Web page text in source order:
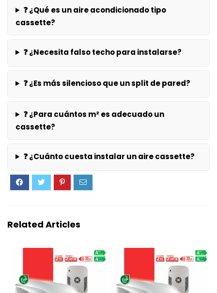
❓ ¿Qué es un aire acondicionado tipo
cassette?
❓ ¿Necesita falso techo para instalarse?
❓ ¿Es más silencioso que un split de pared?
❓ ¿Para cuántos m² es adecuado un
cassette?
❓ ¿Cuánto cuesta instalar un aire cassette?
Related Articles